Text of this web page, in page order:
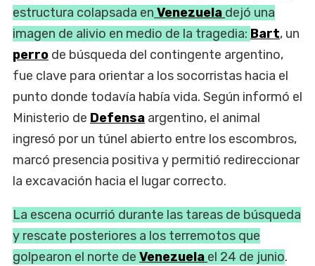
estructura colapsada en Venezuela dejó una
imagen de alivio en medio de la tragedia: Bart, un
perro de búsqueda del contingente argentino,
fue clave para orientar a los socorristas hacia el
punto donde todavía había vida. Según informó el
Ministerio de Defensa argentino, el animal
ingresó por un túnel abierto entre los escombros,
marcó presencia positiva y permitió redireccionar
la excavación hacia el lugar correcto.
La escena ocurrió durante las tareas de búsqueda
y rescate posteriores a los terremotos que
golpearon el norte de Venezuela el 24 de junio.